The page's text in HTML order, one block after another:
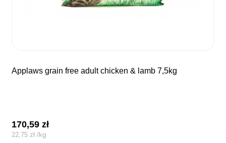
applaws grain free adult chicken & lamb 7,5kg
170,59zł
22,75zł /kg